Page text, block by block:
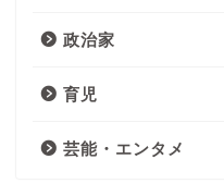
政治家
育児
芸能・エンタメ